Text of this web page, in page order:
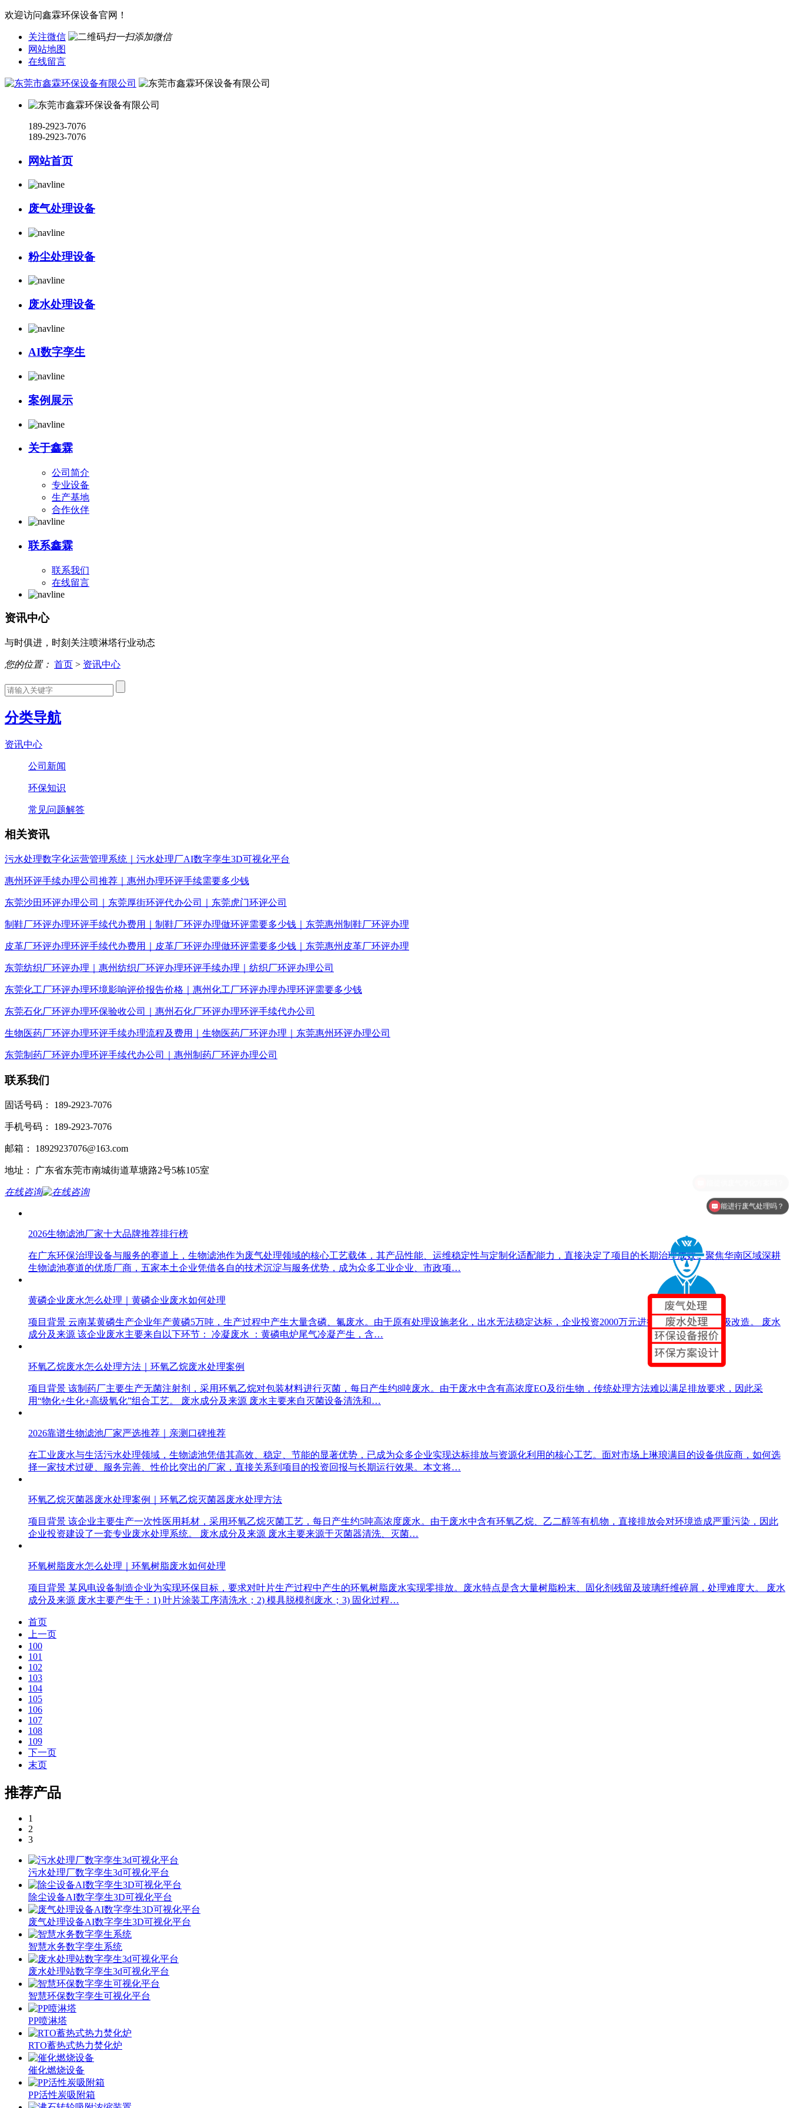
欢迎访问鑫霖环保设备官网！
关注微信
扫一扫添加微信
网站地图
在线留言
189-2923-7076
189-2923-7076
网站首页
废气处理设备
粉尘处理设备
废水处理设备
AI数字孪生
案例展示
关于鑫霖
公司简介
专业设备
生产基地
合作伙伴
联系鑫霖
联系我们
在线留言
资讯中心
与时俱进，时刻关注喷淋塔行业动态
您的位置： 首页 > 资讯中心
分类导航
资讯中心
公司新闻
环保知识
常见问题解答
相关资讯
污水处理数字化运营管理系统｜污水处理厂AI数字孪生3D可视化平台
惠州环评手续办理公司推荐｜惠州办理环评手续需要多少钱
东莞沙田环评办理公司｜东莞厚街环评代办公司｜东莞虎门环评公司
制鞋厂环评办理环评手续代办费用｜制鞋厂环评办理做环评需要多少钱｜东莞惠州制鞋厂环评办理
皮革厂环评办理环评手续代办费用｜皮革厂环评办理做环评需要多少钱｜东莞惠州皮革厂环评办理
东莞纺织厂环评办理｜惠州纺织厂环评办理环评手续办理｜纺织厂环评办理公司
东莞化工厂环评办理环境影响评价报告价格｜惠州化工厂环评办理办理环评需要多少钱
东莞石化厂环评办理环保验收公司｜惠州石化厂环评办理环评手续代办公司
生物医药厂环评办理环评手续办理流程及费用｜生物医药厂环评办理｜东莞惠州环评办理公司
东莞制药厂环评办理环评手续代办公司｜惠州制药厂环评办理公司
联系我们
固话号码： 189-2923-7076
手机号码： 189-2923-7076
邮箱： 18929237076@163.com
地址： 广东省东莞市南城街道草塘路2号5栋105室
在线咨询
2026生物滤池厂家十大品牌推荐排行榜
在广东环保治理设备与服务的赛道上，生物滤池作为废气处理领域的核心工艺载体，其产品性能、运维稳定性与定制化适配能力，直接决定了项目的长期治理成效。聚焦华南区域深耕
生物滤池赛道的优质厂商，五家本土企业凭借各自的技术沉淀与服务优势，成为众多工业企业、市政项…
黄磷企业废水怎么处理｜黄磷企业废水如何处理
项目背景 云南某黄磷生产企业年产黄磷5万吨，生产过程中产生大量含磷、氟废水。由于原有处理设施老化，出水无法稳定达标，企业投资2000万元进行废水处理系统升级改造。 废水
成分及来源 该企业废水主要来自以下环节： 冷凝废水 ：黄磷电炉尾气冷凝产生，含…
环氧乙烷废水怎么处理方法｜环氧乙烷废水处理案例
项目背景 该制药厂主要生产无菌注射剂，采用环氧乙烷对包装材料进行灭菌，每日产生约8吨废水。由于废水中含有高浓度EO及衍生物，传统处理方法难以满足排放要求，因此采
用“物化+生化+高级氧化”组合工艺。 废水成分及来源 废水主要来自灭菌设备清洗和…
2026靠谱生物滤池厂家严选推荐｜亲测口碑推荐
在工业废水与生活污水处理领域，生物滤池凭借其高效、稳定、节能的显著优势，已成为众多企业实现达标排放与资源化利用的核心工艺。面对市场上琳琅满目的设备供应商，如何选
择一家技术过硬、服务完善、性价比突出的厂家，直接关系到项目的投资回报与长期运行效果。本文将…
环氧乙烷灭菌器废水处理案例｜环氧乙烷灭菌器废水处理方法
项目背景 该企业主要生产一次性医用耗材，采用环氧乙烷灭菌工艺，每日产生约5吨高浓度废水。由于废水中含有环氧乙烷、乙二醇等有机物，直接排放会对环境造成严重污染，因此
企业投资建设了一套专业废水处理系统。 废水成分及来源 废水主要来源于灭菌器清洗、灭菌…
环氧树脂废水怎么处理｜环氧树脂废水如何处理
项目背景 某风电设备制造企业为实现环保目标，要求对叶片生产过程中产生的环氧树脂废水实现零排放。废水特点是含大量树脂粉末、固化剂残留及玻璃纤维碎屑，处理难度大。 废水
成分及来源 废水主要产生于：1) 叶片涂装工序清洗水；2) 模具脱模剂废水；3) 固化过程…
首页
上一页
100
101
102
103
104
105
106
107
108
109
下一页
末页
推荐产品
1
2
3
污水处理厂数字孪生3d可视化平台
除尘设备AI数字孪生3D可视化平台
废气处理设备AI数字孪生3D可视化平台
智慧水务数字孪生系统
废水处理站数字孪生3d可视化平台
智慧环保数字孪生可视化平台
PP喷淋塔
RTO蓄热式热力焚化炉
催化燃烧设备
PP活性炭吸附箱
能进行废气处理吗？